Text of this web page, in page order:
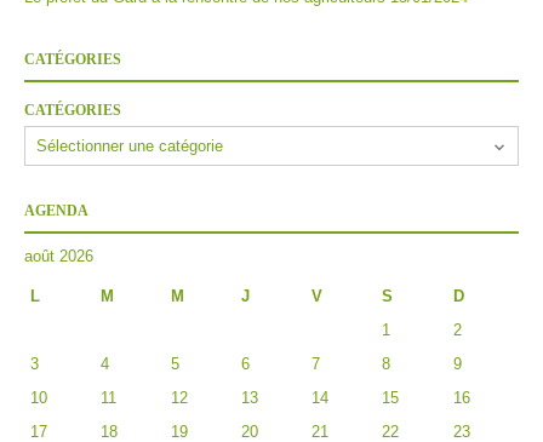
CATÉGORIES
CATÉGORIES
AGENDA
août 2026
L M M J V S D
1
2
3
4 5 6 7 8
9
10
11 12 13 14 15
16
17
18 19 20 21 22
23